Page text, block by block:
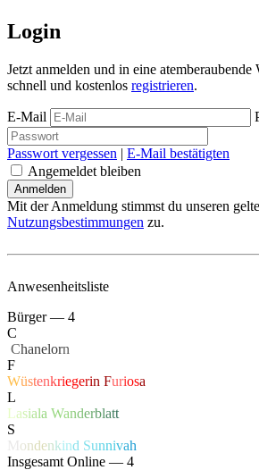
Login
Jetzt anmelden und in eine atemberaubende
schnell und kostenlos registrieren.
E-Mail
Passwort vergessen | E-Mail bestätigten
Angemeldet bleiben
Mit der Anmeldung stimmst du unseren
Nutzungsbestimmungen zu.
Anwesenheitsliste
Bürger — 4
C
Chanelorn
F
Wüstenkriegerin Furiosa
L
Lasiala Wanderblatt
S
ondenkind Sunnivah
Insgesamt Online — 4